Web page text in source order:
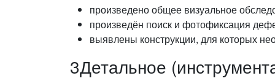
произведено общее визуальное
произведён поиск и фотофиксация
выявлены конструкции, для которых
3Детальное